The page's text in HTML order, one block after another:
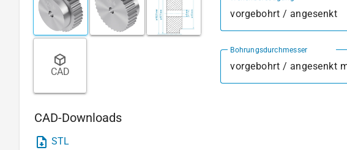
CAD
CAD-Downloads
STL
vorgebohrt / angesenkt
Bohrungsdurchmesser